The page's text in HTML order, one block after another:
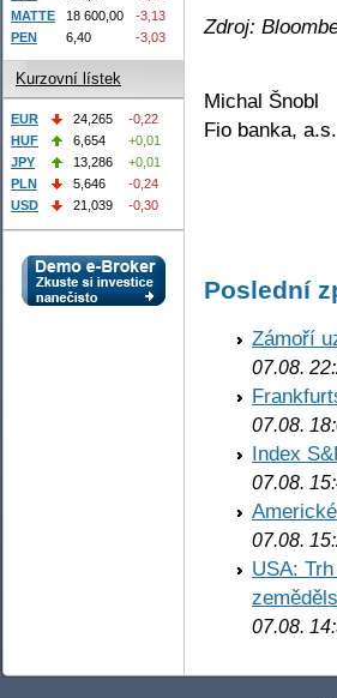
Zdroj:
Michal Šnobl
Fio banka, a.s.
Poslední
Zámoří
07.08.
07.08.
Index
07.08.
07.08.
USA:
07.08.
MATTE
18 600,00
-3,13
PEN
6,40 -3,03
Kurzovní lístek
EUR 24,265
-0,22
HUF
6,654
+0,01
JPY
13,286
+0,01
PLN
5,646
-0,24
USD
21,039 -0,30